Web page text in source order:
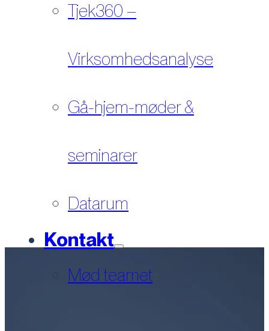
Tjek360 –
Virksomhedsanalyse
Gå-hjem-møder &
seminarer
Datarum
Kontakt
Mød teamet